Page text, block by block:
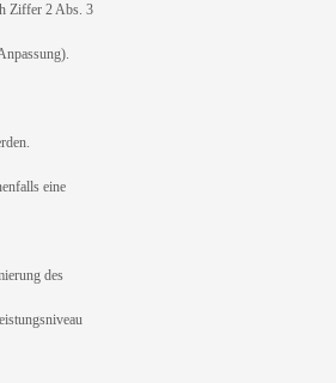
Ziffer 2 Abs. 3
eine
des